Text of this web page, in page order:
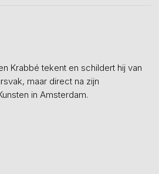
Krabbé tekent en schildert hij van
maar direct na zijn
in Amsterdam.